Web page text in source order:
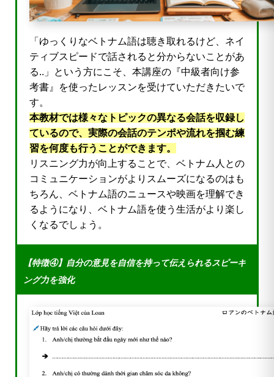
「ゆっくりなベトナム語は聴き取れるけど、ネイ
ティブスピードで話されると分からないことがあ
る..」という方にこそ、本講座の『中級者向け参
考書』を使ったレッスンを受けていただきたいで
す。
本教材では様々なトピックの異なる会話を収録し
ているので、実際の会話のテンポや流れを掴む練
習を何度も行うことができます。
リスニング力が向上することで、ベトナム人との
コミュニケーションがよりスムーズになるのはも
ちろん、ベトナム語のニュースや映画を理解でき
るようになり、ベトナム語を使う生活がより楽し
くなるでしょう。
【特徴④】自分の意見を自信を持って伝えられるスピーキ
ング力を強化